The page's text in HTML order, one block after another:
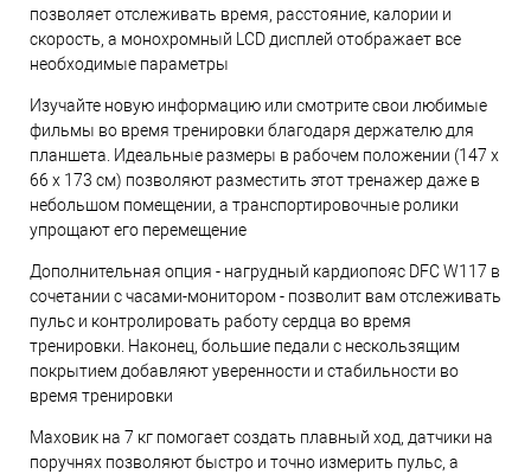
позволяет отслеживать время, расстояние, калории и
скорость, а монохромный LCD дисплей отображает все
необходимые параметры
Изучайте новую информацию или смотрите свои любимые
фильмы во время тренировки благодаря держателю для
планшета. Идеальные размеры в рабочем положении (147 x
66 x 173 см) позволяют разместить этот тренажер даже в
небольшом помещении, а транспортировочные ролики
упрощают его перемещение
Дополнительная опция - нагрудный кардиопояс DFC W117 в
сочетании с часами-монитором - позволит вам отслеживать
пульс и контролировать работу сердца во время
тренировки. Наконец, большие педали с нескользящим
покрытием добавляют уверенности и стабильности во
время тренировки
Маховик на 7 кг помогает создать плавный ход, датчики на
поручнях позволяют быстро и точно измерить пульс, а